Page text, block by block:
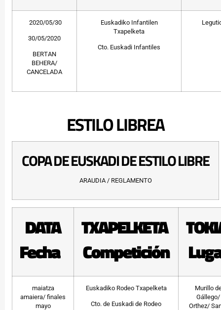
2020/05/30
30/05/2020
BERTAN
BEHERA/
CANCELADA
Euskadiko Infantilen
Txapelketa
Cto. Euskadi Infantiles
ESTILO LIBREA
COPA DE EUSKADI DE ESTILO LIBRE
ARAUDIA / REGLAMENTO
DATA
Fecha
TXAPELKETA
Competición
maiatza
amaiera/ finales
mayo
Euskadiko Rodeo Txapelketa
Cto. de Euskadi de Rodeo
Murillo
Gállego/
Orthez/